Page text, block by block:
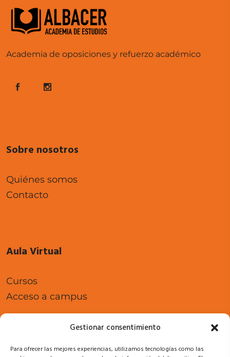
Gestionar consentimiento
Para ofrecer las mejores experiencias, utilizamos tecnologías como las
Academia de oposiciones y refuerzo académico
Sobre nosotros
Quiénes somos
Contacto
Aula Virtual
Cursos
Acceso a campus
Legal